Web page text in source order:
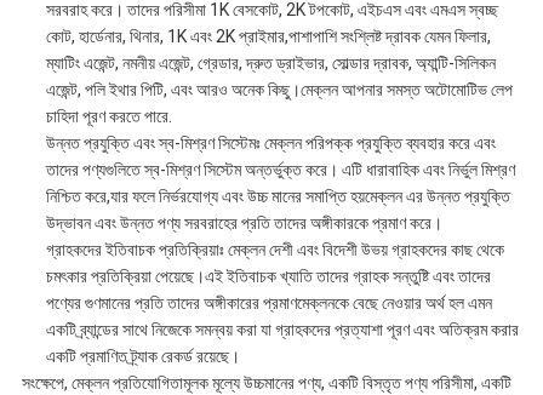
সরবরাহ করে। তাদের পরিসীমা 1K বেসকোট, 2K টপকোট, এইচএস এবং এমএস স্বচ্ছ
কোট, হার্ডেনার, থিনার, 1K এবং 2K প্রাইমার,পাশাপাশি সংশ্লিষ্ট দ্রাবক যেমন ফিলার,
ম্যাটিং এজেন্ট, নমনীয় এজেন্ট, গ্রেডার, দ্রুত ড্রাইভার, সোল্ডার দ্রাবক, অ্যান্টি-সিলিকন
এজেন্ট, পলি ইথার পিটি, এবং আরও অনেক কিছু।মেক্লন আপনার সমস্ত অটোমোটিভ লেপ
চাহিদা পূরণ করতে পারে.
উন্নত প্রযুক্তি এবং স্ব-মিশ্রণ সিস্টেমঃ মেক্লন পরিপক্ক প্রযুক্তি ব্যবহার করে এবং
তাদের পণ্যগুলিতে স্ব-মিশ্রণ সিস্টেম অন্তর্ভুক্ত করে। এটি ধারাবাহিক এবং নির্ভুল মিশ্রণ
নিশ্চিত করে,যার ফলে নির্ভরযোগ্য এবং উচ্চ মানের সমাপ্তি হয়মেক্লন এর উন্নত প্রযুক্তি
উদ্ভাবন এবং উন্নত পণ্য সরবরাহের প্রতি তাদের অঙ্গীকারকে প্রমাণ করে।
গ্রাহকদের ইতিবাচক প্রতিক্রিয়াঃ মেক্লন দেশী এবং বিদেশী উভয় গ্রাহকদের কাছ থেকে
চমৎকার প্রতিক্রিয়া পেয়েছে।এই ইতিবাচক খ্যাতি তাদের গ্রাহক সন্তুষ্টি এবং তাদের
পণ্যের গুণমানের প্রতি তাদের অঙ্গীকারের প্রমাণমেক্লনকে বেছে নেওয়ার অর্থ হল এমন
একটি ব্র্যান্ডের সাথে নিজেকে সমন্বয় করা যা গ্রাহকদের প্রত্যাশা পূরণ এবং অতিক্রম করার
একটি প্রমাণিত ট্র্যাক রেকর্ড রয়েছে।
সংক্ষেপে, মেক্লন প্রতিযোগিতামূলক মূল্যে উচ্চমানের পণ্য, একটি বিস্তৃত পণ্য পরিসীমা, একটি